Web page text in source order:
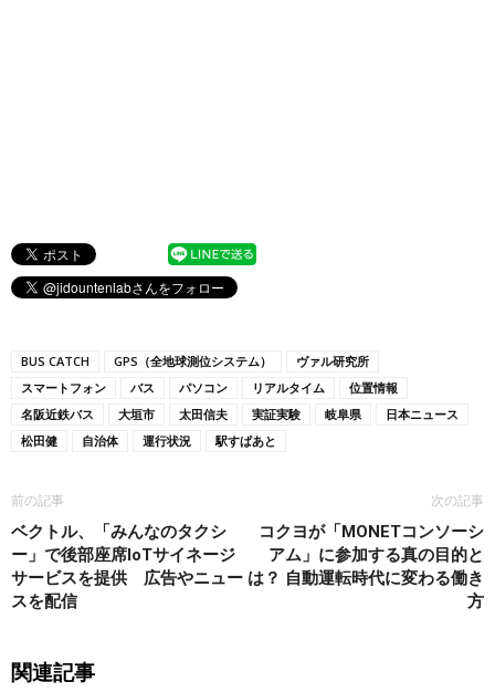
BUS CATCH GPS（全地球測位システム）
ヴァル研究所
スマートフォン
バス パソコン リアルタイム
位置情報
名阪近鉄バス
大垣市 太田信夫 実証実験 岐阜県
日本ニュース
松田健
自治体 運行状況 駅すぱあと
前の記事
ベクトル、「みんなのタクシ
ー」で後部座席IoTサイネージ
サービスを提供 広告やニュー
スを配信
次の記事
コクヨが「MONETコンソーシ
アム」に参加する真の目的と
は？ 自動運転時代に変わる働き
方
関連記事